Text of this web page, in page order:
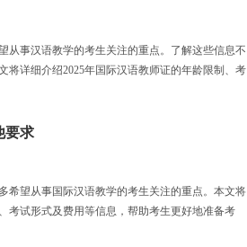
从事汉语教学的考生关注的重点。了解这些信息不
将详细介绍2025年国际汉语教师证的年龄限制、考
要求
希望从事国际汉语教学的考生关注的重点。本文将
考试形式及费用等信息，帮助考生更好地准备考